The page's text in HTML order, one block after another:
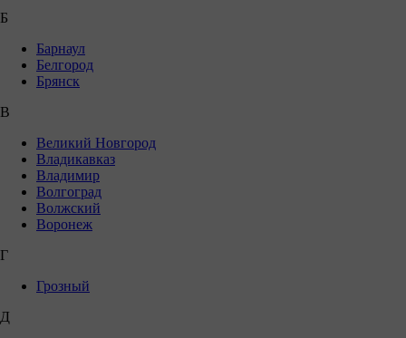
Б
Барнаул
Белгород
Брянск
В
Великий Новгород
Владикавказ
Владимир
Волгоград
Волжский
Воронеж
Г
Грозный
Д